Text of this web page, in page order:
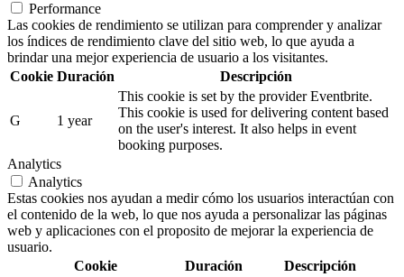
Performance
Las cookies de rendimiento se utilizan para comprender y analizar
los índices de rendimiento clave del sitio web, lo que ayuda a
brindar una mejor experiencia de usuario a los visitantes.
Cookie Duración Descripción
G 1 year
This cookie is set by the provider Eventbrite.
This cookie is used for delivering content based
on the user's interest. It also helps in event
booking purposes.
Analytics
Analytics
Estas cookies nos ayudan a medir cómo los usuarios interactúan con
el contenido de la web, lo que nos ayuda a personalizar las páginas
web y aplicaciones con el proposito de mejorar la experiencia de
usuario.
Cookie
Duración Descripción